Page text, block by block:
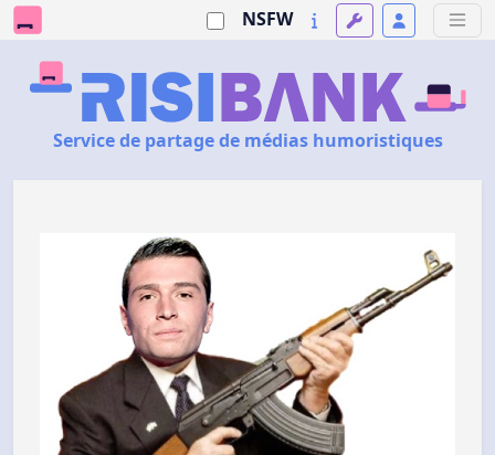
NSFW
Service de partage de médias humoristiques